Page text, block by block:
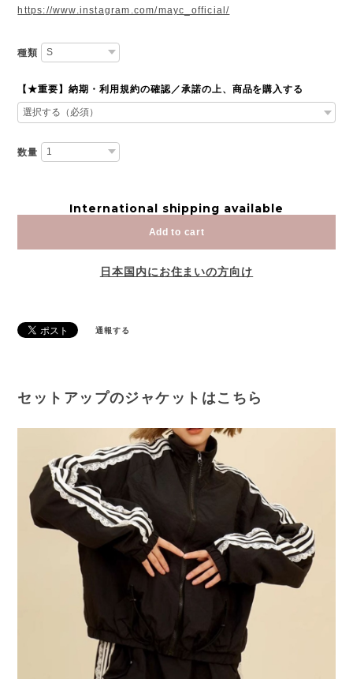
https://www.instagram.com/mayc_official/
種類
【★重要】納期・利用規約の確認／承諾の上、商品を購入する
数量
International shipping available
Add to cart
日本国内にお住まいの方向け
通報する
セットアップのジャケットはこちら